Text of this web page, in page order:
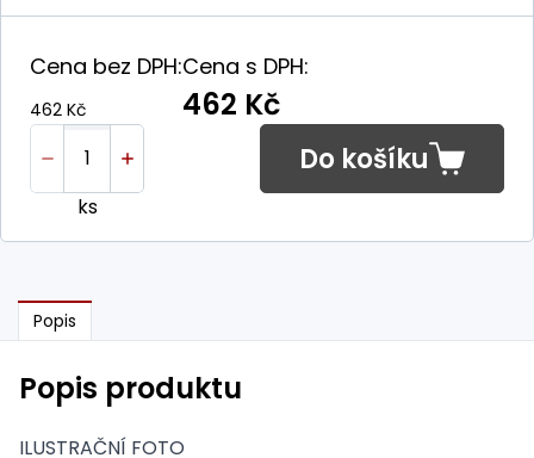
Cena bez DPH:
462 Kč
Cena s DPH:
462 Kč
ks
Do košíku
Popis
Popis produktu
ILUSTRAČNÍ FOTO